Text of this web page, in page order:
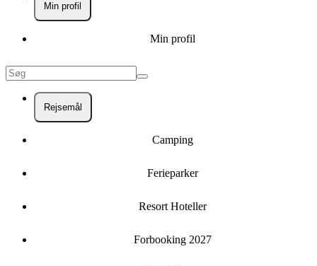
Min profil
Min profil
Rejsemål
Camping
Ferieparker
Resort Hoteller
Forbooking 2027